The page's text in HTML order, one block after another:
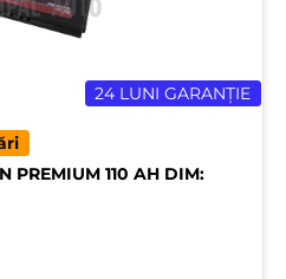
24 LUNI GARANȚIE
PREMIUM 110 AH DIM: